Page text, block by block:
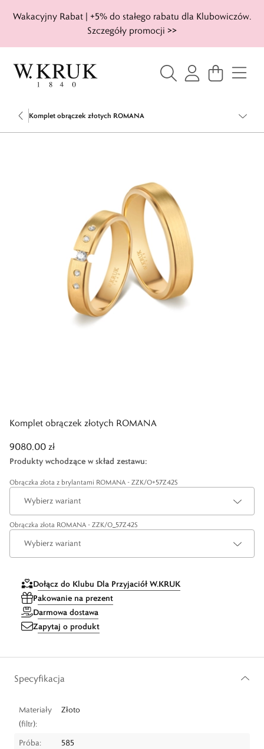
Wakacyjny Rabat | +5% do stałego rabatu dla Klubowiczów.
Szczegóły promocji >>
Komplet obrączek złotych ROMANA
Komplet obrączek złotych ROMANA
9080,00 zł
Produkty wchodzące w skład zestawu:
Obrączka złota z brylantami ROMANA - ZZK/O+57Z42S
Wybierz wariant
Obrączka złota ROMANA - ZZK/O_57Z42S
Wybierz wariant
Dołącz do Klubu Dla Przyjaciół W.KRUK
Pakowanie na prezent
Darmowa dostawa
Zapytaj o produkt
Specyfikacja
Materiały
(filtr):
Złoto
Próba: 585